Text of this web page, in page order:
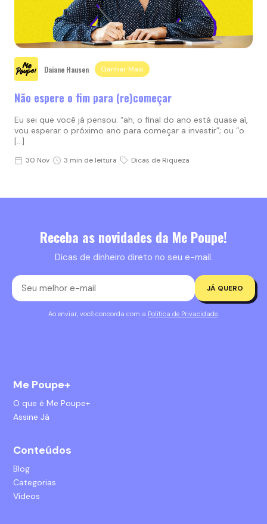
Daiane Hausen Ganhar Mais
Não espere o fim para (re)começar
Eu sei que você já pensou: “ah, o final do ano está quase aí,
vou esperar o próximo ano para começar a investir”; ou “o
[…]
30 Nov 3 min de leitura Dicas de Riqueza
Receba as novidades da Me Poupe!
Dicas de dinheiro direto no seu e-mail.
JÁ QUERO
Ao enviar, você concorda com a Política de Privacidade.
Me Poupe+
O que é Me Poupe+
Assine Já
Conteúdos
Blog
Categorias
Vídeos